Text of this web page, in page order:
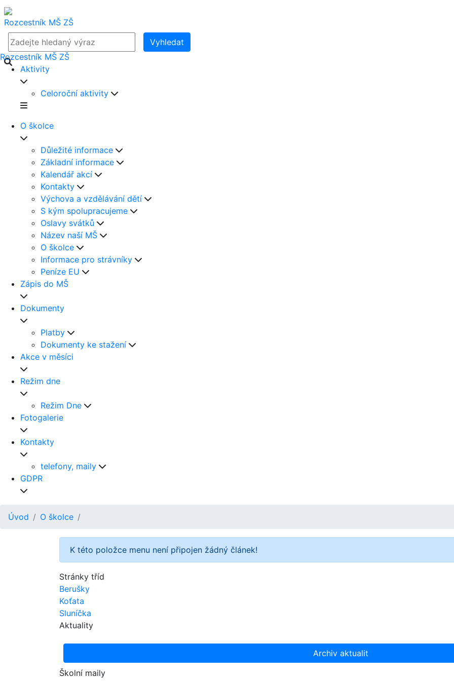
Rozcestník MŠ ZŠ
Vyhledat
Rozcestník MŠ ZŠ
Aktivity
Celoroční aktivity
O školce
Důležité informace
Základní informace
Kalendář akcí
Kontakty
Výchova a vzdělávání dětí
S kým spolupracujeme
Oslavy svátků
Název naší MŠ
O školce
Informace pro strávníky
Peníze EU
Zápis do MŠ
Dokumenty
Platby
Dokumenty ke stažení
Akce v měsíci
Režim dne
Režim Dne
Fotogalerie
Kontakty
telefony, maily
GDPR
Úvod O školce
K této položce menu není připojen žádný článek!
Stránky tříd
Berušky
Koťata
Sluníčka
Aktuality
Archiv aktualit
Školní maily